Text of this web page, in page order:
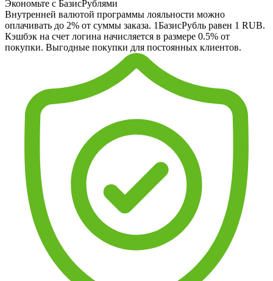
Экономьте с БазисРублями
Внутренней валютой программы лояльности можно
оплачивать до 2% от суммы заказа. 1БазисРубль равен 1 RUB.
Кэшбэк на счет логина начисляется в размере 0.5% от
покупки. Выгодные покупки для постоянных клиентов.